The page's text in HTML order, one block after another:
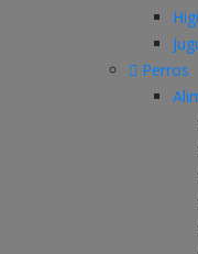
Perros